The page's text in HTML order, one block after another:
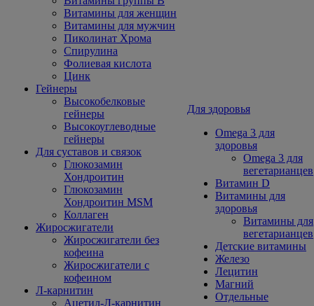
Витамины для женщин
Витамины для мужчин
Пиколинат Хрома
Спирулина
Фолиевая кислота
Цинк
Гейнеры
Высокобелковые
гейнеры
Высокоуглеводные
гейнеры
Для суставов и связок
Глюкозамин
Хондроитин
Глюкозамин
Хондроитин MSM
Коллаген
Жиросжигатели
Жиросжигатели без
кофеина
Жиросжигатели с
кофеином
Л-карнитин
Ацетил-Л-карнитин
Для здоровья
Omega 3 для
здоровья
Omega 3 для
вегетарианцев
Витамин D
Витамины для
здоровья
Витамины для
вегетарианцев
Детские витамины
Железо
Лецитин
Магний
Отдельные